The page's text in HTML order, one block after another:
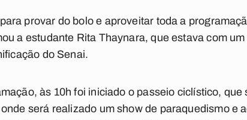
provar do bolo e aproveitar toda a
a estudante Rita Thaynara, que estava com
do Senai.
às 10h foi iniciado o passeio ciclístico,
será realizado um show de paraquedismo e